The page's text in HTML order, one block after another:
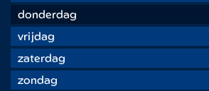
donderdag
vrijdag
zaterdag
zondag